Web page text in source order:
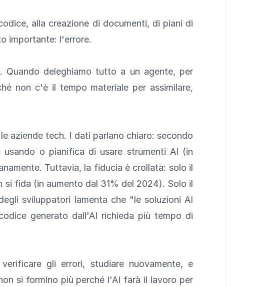
alla creazione di documenti, di piani di
importante: l'errore.
Quando deleghiamo tutto a un agente, per
non c'è il tempo materiale per assimilare,
aziende tech. I dati parlano chiaro: secondo
o pianifica di usare strumenti AI (in
Tuttavia, la fiducia è crollata: solo il
fida (in aumento dal 31% del 2024). Solo il
sviluppatori lamenta che "le soluzioni AI
generato dall'AI richieda più tempo di
gli errori, studiare nuovamente, e
si formino più perché l'AI farà il lavoro per